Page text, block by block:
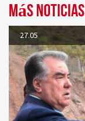
Más noticias
27.05